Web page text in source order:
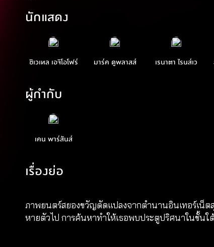
นักแสดง
ชิเวเทล เอจิโอโฟร์ มาร์ค ดูพลาสส์ เรนาตา ไรนส์เว
ผู้กำกับ
เคน พาร์สันส์
เรื่องย่อ
ภาพยนตร์สยองขวัญดัดแปลงจากตำนานอินเทอร์เน็ตสุ
หายตัวไป การค้นหาทำให้เธอพบประตูปริศนาในชั้นใ